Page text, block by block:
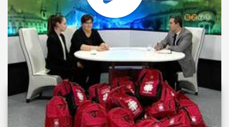
MEGOSZTÁS
Videóink megtekinthetőek
Youtube-csatornánkon is!